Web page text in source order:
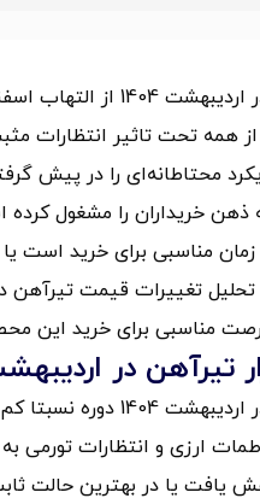
بازار تیرآهن در
تحت تاثیر انتظارات
محتاطانه‌ای را در پیش
ذهن خریداران را مشغول
زمان مناسبی برای خرید است
مناسبی برای خرید این
تیرآهن در اردیبهشت
بازار تیرآهن در
ارزی و انتظارات تورمی
یافت یا در بهترین حالت